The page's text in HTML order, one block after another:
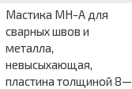
Мастика МН-А для
сварных швов и
металла,
невысыхающая,
пластина толщиной 8—